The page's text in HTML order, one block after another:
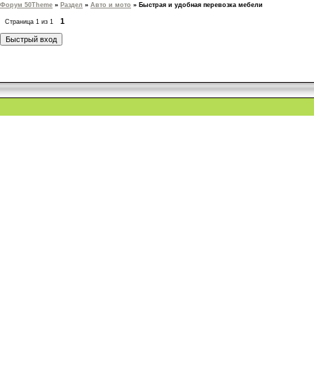
Форум 50Theme » Раздел » Авто и мото » Быстрая и удобная перевозка мебели
Страница 1 из 1 1